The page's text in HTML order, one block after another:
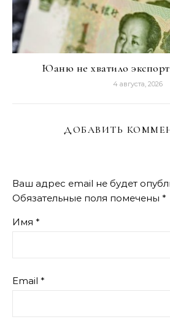
Юаню не хватило
4 августа, 2026
ДОБАВИТЬ
Ваш адрес email не будет
Обязательные поля помечены *
Имя *
Email *